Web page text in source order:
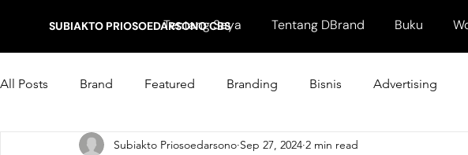
SUBIAKTO PRIOSOEDARSONO CBS
Tentang Saya Tentang DBrand Buku
All Posts Brand Featured Branding Bisnis Advertising
Marketing Subiakto Priosoedarsono Sep 27, 2024 2 min read